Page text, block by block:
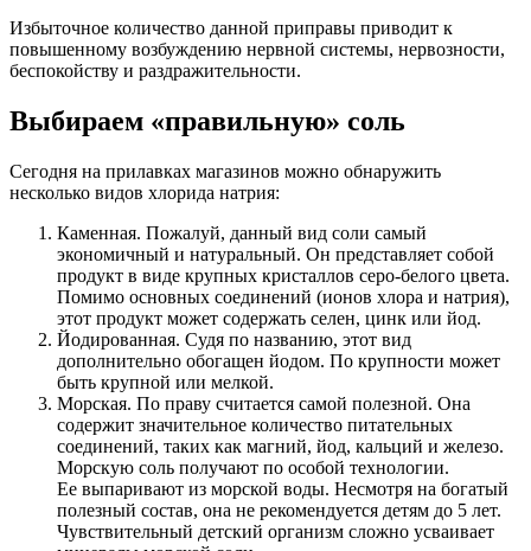
Избыточное количество данной приправы приводит к
повышенному возбуждению нервной системы, нервозности,
беспокойству и раздражительности.
Выбираем «правильную» соль
Сегодня на прилавках магазинов можно обнаружить
несколько видов хлорида натрия:
Каменная. Пожалуй, данный вид соли самый
экономичный и натуральный. Он представляет собой
продукт в виде крупных кристаллов серо-белого цвета.
Помимо основных соединений (ионов хлора и натрия),
этот продукт может содержать селен, цинк или йод.
Йодированная. Судя по названию, этот вид
дополнительно обогащен йодом. По крупности может
быть крупной или мелкой.
Морская. По праву считается самой полезной. Она
содержит значительное количество питательных
соединений, таких как магний, йод, кальций и железо.
Морскую соль получают по особой технологии.
Ее выпаривают из морской воды. Несмотря на богатый
полезный состав, она не рекомендуется детям до 5 лет.
Чувствительный детский организм сложно усваивает